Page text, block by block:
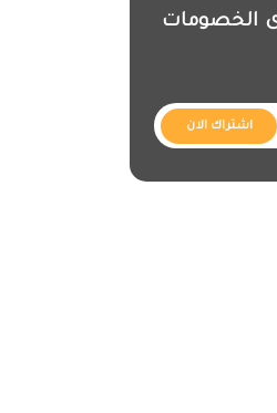
الخصومات
اشتراك الان